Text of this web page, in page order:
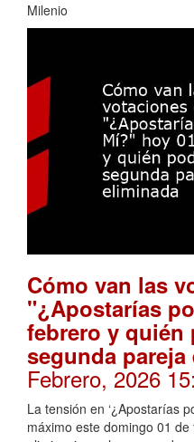
Milenio
Cómo van las
"¿Apostarías
febrero y quién
segunda
Febrero, 2026
La tensión en ‘¿Apostarías
máximo este domingo 01